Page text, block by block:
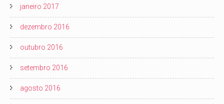
janeiro 2017
dezembro 2016
outubro 2016
setembro 2016
agosto 2016